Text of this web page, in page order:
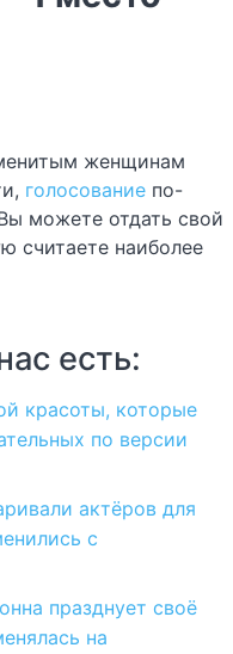
женщинам
голосование по-
можете отдать свой
считаете наиболее
есть:
красоты, которые
по версии
актёров для
с
празднует своё
на